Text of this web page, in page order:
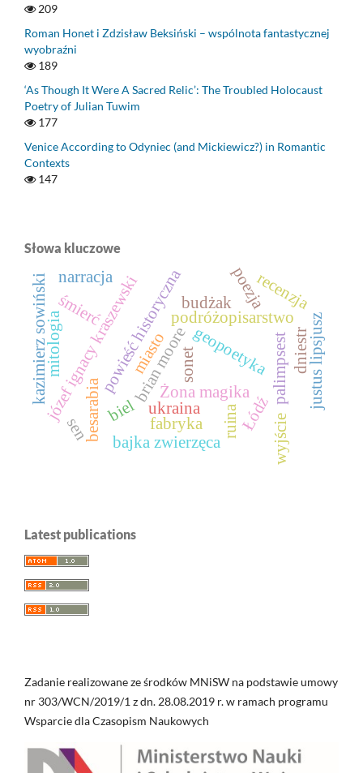
209
Roman Honet i Zdzisław Beksiński – wspólnota fantastycznej
wyobraźni
189
‘As Though It Were A Sacred Relic’: The Troubled Holocaust
Poetry of Julian Tuwim
177
Venice According to Odyniec (and Mickiewicz?) in Romantic
Contexts
147
Słowa kluczowe
brian moore
powieść historycznaŻona magika
podróżopisarstwo
geopoetyka
ruina
palimpsest
besarabia
budżak
dniestr
ukraina
józef ignacy kraszewski poezja
bajka zwierzęca
sonet
kazimierz sowiński
Łódź
miasto
fabryka
recenzja
justus lipsjusz
biel
śmierć
wyjście
sen
narracja
mitologia
Latest publications
Zadanie realizowane ze środków MNiSW na podstawie umowy
nr 303/WCN/2019/1 z dn. 28.08.2019 r. w ramach programu
Wsparcie dla Czasopism Naukowych